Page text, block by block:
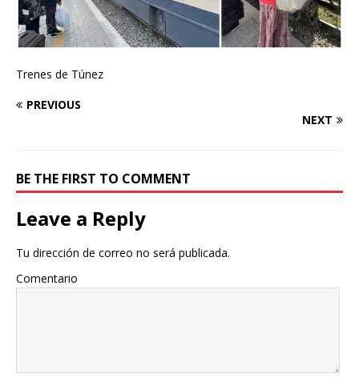
Trenes de Túnez
PREVIOUS
NEXT
BE THE FIRST TO COMMENT
Leave a Reply
Tu dirección de correo no será publicada.
Comentario